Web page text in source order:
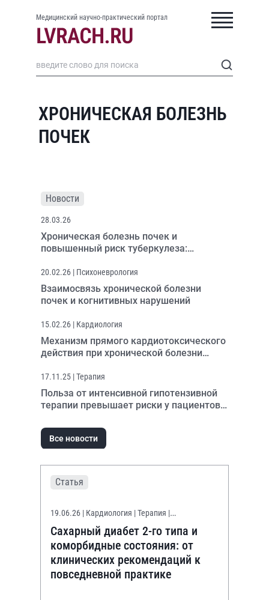
Медицинский научно-практический портал
ХРОНИЧЕСКАЯ БОЛЕЗНЬ
ПОЧЕК
Новости
28.03.26
Хроническая болезнь почек и
повышенный риск туберкулеза:
20.02.26 | Психоневрология
Взаимосвязь хронической болезни
почек и когнитивных нарушений
15.02.26 | Кардиология
Механизм прямого кардиотоксического
действия при хронической болезни
17.11.25 | Терапия
Польза от интенсивной гипотензивной
терапии превышает риски у пациентов с
Все новости
Статья
19.06.26 | Кардиология | Терапия |
Эндокринология
Сахарный диабет 2-го типа и
коморбидные состояния: от
клинических рекомендаций к
повседневной практике